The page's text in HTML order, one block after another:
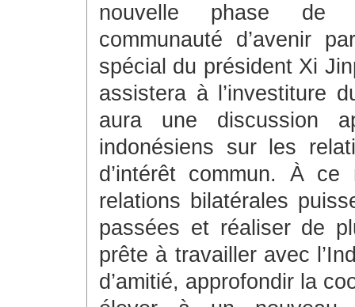
nouvelle phase de
communauté d’avenir
spécial du président Xi
assistera à l’investiture
aura une discussion
indonésiens sur les
d’intérêt commun. À
relations bilatérales
passées et réaliser de
prête à travailler avec
d’amitié, approfondir la